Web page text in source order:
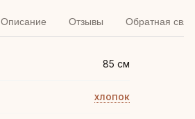
Описание Отзывы Обратная
85 см
хлопок